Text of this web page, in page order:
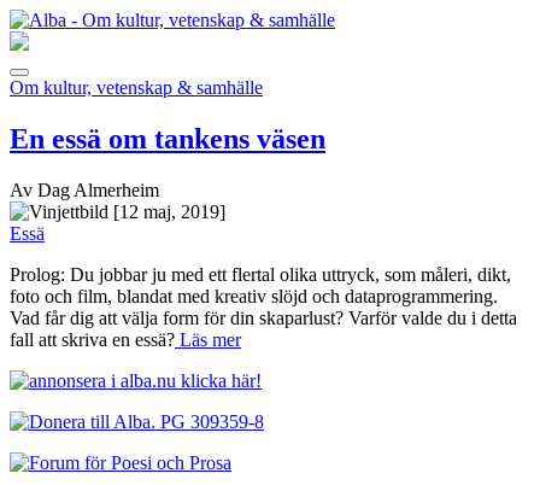
Om kultur, vetenskap & samhälle
En essä om tankens väsen
Av Dag Almerheim
[12 maj, 2019]
Essä
Prolog: Du jobbar ju med ett flertal olika uttryck, som måleri, dikt,
foto och film, blandat med kreativ slöjd och dataprogrammering.
Vad får dig att välja form för din skaparlust? Varför valde du i detta
fall att skriva en essä? Läs mer